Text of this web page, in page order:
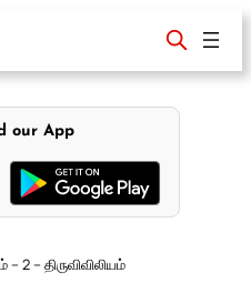
our App
2 – திருவிவிலியம்